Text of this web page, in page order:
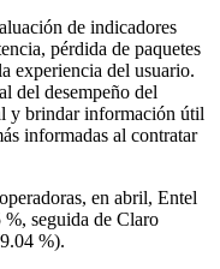
de indicadores
pérdida de paquetes
experiencia del usuario.
del desempeño del
y brindar información útil
informadas al contratar
en abril, Entel
seguida de Claro
%).